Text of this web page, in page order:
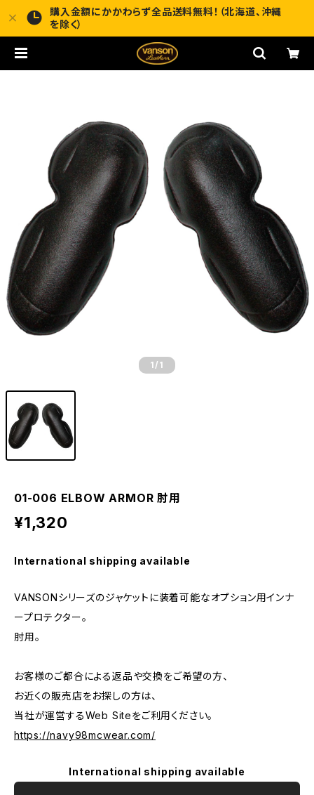
購入金額にかかわらず全品送料無料！（北海道、沖縄
を除く）
1 /1
01-006 ELBOW ARMOR 肘用
¥1,320
International shipping available
VANSONシリーズのジャケットに装着可能なオプション用インナ
ープロテクター。
肘用。
お客様のご都合による返品や交換をご希望の方、
お近くの販売店をお探しの方は、
当社が運営するWeb Siteをご利用ください。
https://navy98mcwear.com/
International shipping available